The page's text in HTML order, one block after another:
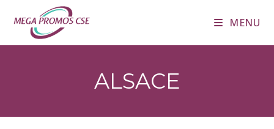
MENU
ALSACE